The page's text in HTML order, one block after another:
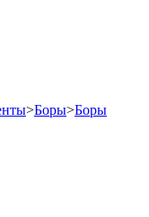
>Боры>Боры